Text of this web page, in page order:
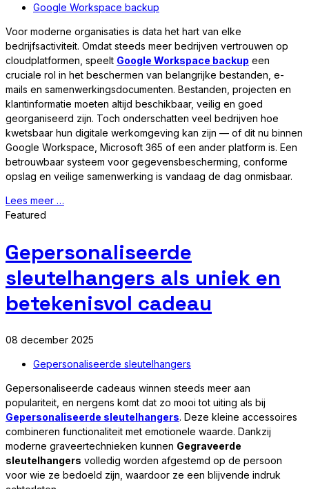
Google Workspace backup
Voor moderne organisaties is data het hart van elke
bedrijfsactiviteit. Omdat steeds meer bedrijven vertrouwen op
cloudplatformen, speelt Google Workspace backup een
cruciale rol in het beschermen van belangrijke bestanden, e-
mails en samenwerkingsdocumenten. Bestanden, projecten en
klantinformatie moeten altijd beschikbaar, veilig en goed
georganiseerd zijn. Toch onderschatten veel bedrijven hoe
kwetsbaar hun digitale werkomgeving kan zijn — of dit nu binnen
Google Workspace, Microsoft 365 of een ander platform is. Een
betrouwbaar systeem voor gegevensbescherming, conforme
opslag en veilige samenwerking is vandaag de dag onmisbaar.
Lees meer …
Featured
Gepersonaliseerde
sleutelhangers als uniek en
betekenisvol cadeau
08 december 2025
Gepersonaliseerde sleutelhangers
Gepersonaliseerde cadeaus winnen steeds meer aan
populariteit, en nergens komt dat zo mooi tot uiting als bij
Gepersonaliseerde sleutelhangers. Deze kleine accessoires
combineren functionaliteit met emotionele waarde. Dankzij
moderne graveertechnieken kunnen Gegraveerde
sleutelhangers volledig worden afgestemd op de persoon
voor wie ze bedoeld zijn, waardoor ze een blijvende indruk